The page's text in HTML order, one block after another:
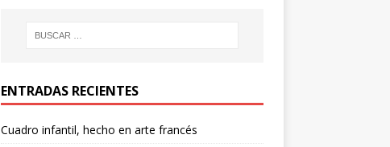
ENTRADAS RECIENTES
Cuadro infantil, hecho en arte francés